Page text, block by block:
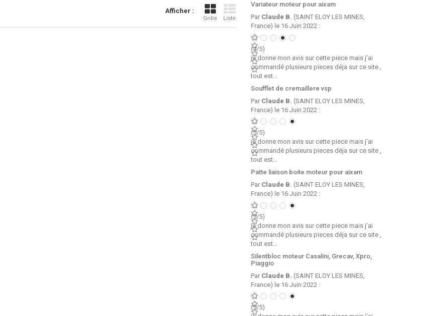
Afficher :
Grille Liste
Variateur moteur pour aixam
Par Claude B. (SAINT ELOY LES MINES,
France) le 16 Juin 2022 :
(4/5)
je donne mon avis sur cette piece mais j'ai
commandé plusieurs pieces déja sur ce site ,
tout est...
Soufflet de cremaillere vsp
Par Claude B. (SAINT ELOY LES MINES,
France) le 16 Juin 2022 :
(5/5)
je donne mon avis sur cette piece mais j'ai
commandé plusieurs pieces déja sur ce site ,
tout est...
Patte liaison boite moteur pour aixam
Par Claude B. (SAINT ELOY LES MINES,
France) le 16 Juin 2022 :
(5/5)
je donne mon avis sur cette piece mais j'ai
commandé plusieurs pieces déja sur ce site ,
tout est...
Silentbloc moteur Casalini, Grecav, Xpro,
Piaggio
Par Claude B. (SAINT ELOY LES MINES,
France) le 16 Juin 2022 :
(5/5)